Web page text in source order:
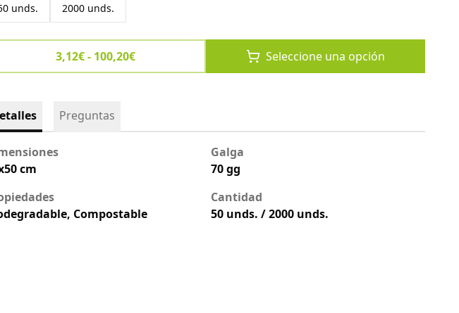
unds. 2000 unds.
3,12€ - 100,20€ Seleccione una opción
Preguntas
cm
Galga
70 gg
Compostable
Cantidad
50 unds. / 2000 unds.